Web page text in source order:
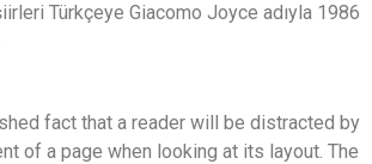
Türkçeye Giacomo Joyce adıyla 1986
fact that a reader will be distracted by
of a page when looking at its layout. The